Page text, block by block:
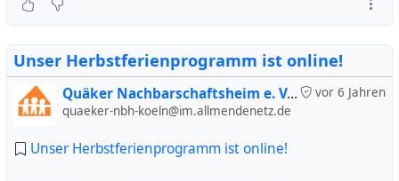
Unser Herbstferienprogramm ist online!
vor 6 Jahren
Quäker Nachbarschaftsheim e. V. (inoffiziell)
quaeker-nbh-koeln@im.allmendenetz.de
Unser Herbstferienprogramm ist online!